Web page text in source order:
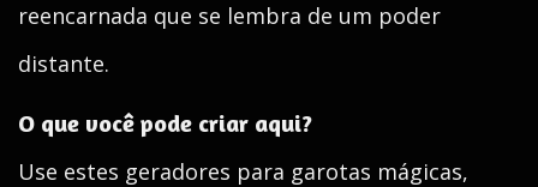
reencarnada que se lembra de um poder
distante.
O que você pode criar aqui?
Use estes geradores para garotas mágicas,